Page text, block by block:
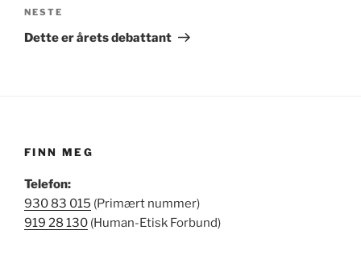
Neste
innlegg
NESTE
Dette er årets debattant
FINN MEG
Telefon:
930 83 015 (Primært nummer)
919 28 130 (Human-Etisk Forbund)